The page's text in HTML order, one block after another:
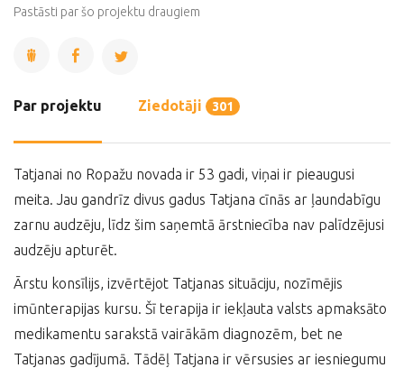
Pastāsti par šo projektu draugiem
Par projektu Ziedotāji 301
Tatjanai no Ropažu novada ir 53 gadi, viņai ir pieaugusi
meita. Jau gandrīz divus gadus Tatjana cīnās ar ļaundabīgu
zarnu audzēju, līdz šim saņemtā ārstniecība nav palīdzējusi
audzēju apturēt.
Ārstu konsīlijs, izvērtējot Tatjanas situāciju, nozīmējis
imūnterapijas kursu. Šī terapija ir iekļauta valsts apmaksāto
medikamentu sarakstā vairākām diagnozēm, bet ne
Tatjanas gadījumā. Tādēļ Tatjana ir vērsusies ar iesniegumu